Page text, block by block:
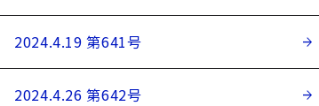
2024.4.19 第641号
2024.4.26 第642号